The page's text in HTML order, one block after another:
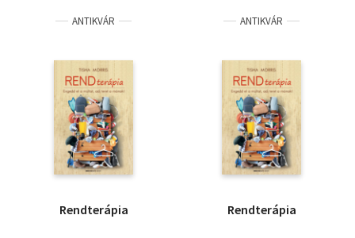
Szótár, nyelvkönyv
Tankönyv, segédkönyv
Társadalomtudomány
Történelem
ANTIKVÁR
Rendterápia
ANTIKVÁR
Rendterápia